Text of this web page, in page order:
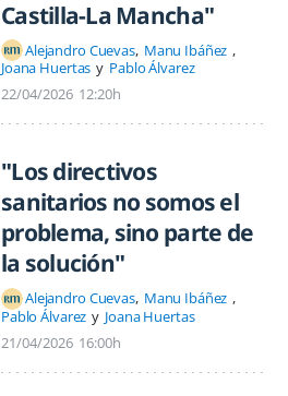
Castilla-La Mancha"
Alejandro Cuevas Manu Ibáñez
Joana Huertas
Pablo Álvarez
22/04/2026 12:20h
"Los directivos
sanitarios no somos el
problema, sino parte de
la solución"
Alejandro Cuevas Manu Ibáñez
Pablo Álvarez
Joana Huertas
21/04/2026 16:00h